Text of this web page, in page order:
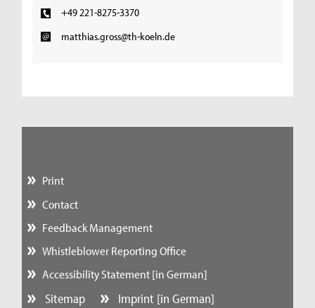
+49 221-8275-3370
matthias.gross@th-koeln.de
Print
Contact
Feedback Management
Whistleblower Reporting Office
Accessibility Statement [in German]
Sitemap Imprint [in German]